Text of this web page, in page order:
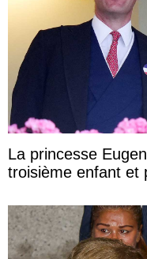
La princesse
troisième enfant et